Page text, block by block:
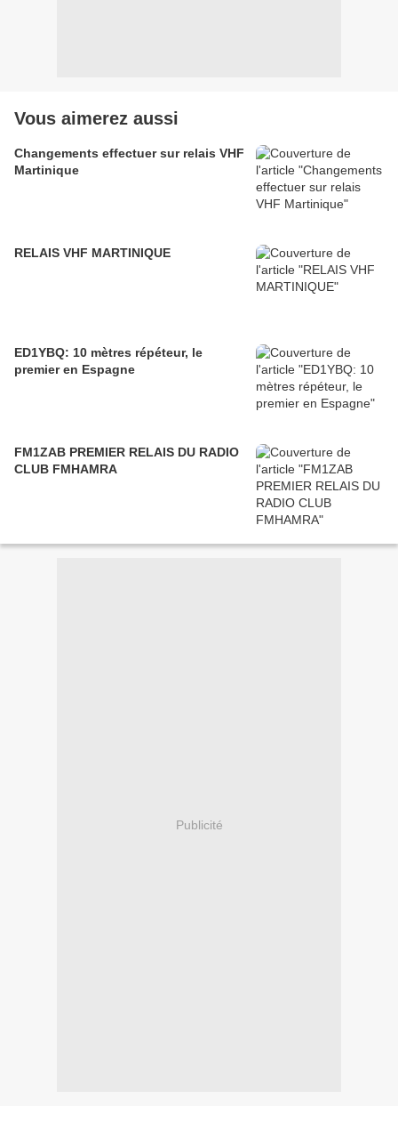
Vous aimerez aussi
Changements effectuer sur relais VHF
Martinique
RELAIS VHF MARTINIQUE
ED1YBQ: 10 mètres répéteur, le
premier en Espagne
FM1ZAB PREMIER RELAIS DU RADIO
CLUB FMHAMRA
Publicité